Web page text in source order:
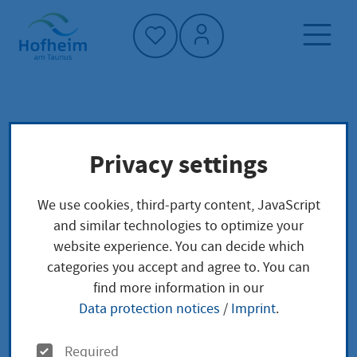
Home"
Abfall: Wertstoffe entsorgen
Abfall: Wertstoffe
entsorgen
Privacy settings
We use cookies, third-party content, JavaScript
and similar technologies to optimize your
website experience. You can decide which
categories you accept and agree to. You can
find more information in our
Data protection notices / Imprint.
O
Required